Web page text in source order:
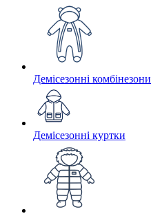
Демісезонні комбінезони
Демісезонні куртки